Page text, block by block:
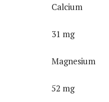
Calcium
31 mg
Magnesium
52 mg